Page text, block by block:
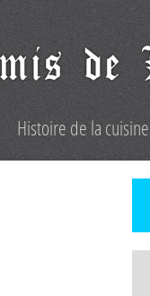
Histoire de la cuisine